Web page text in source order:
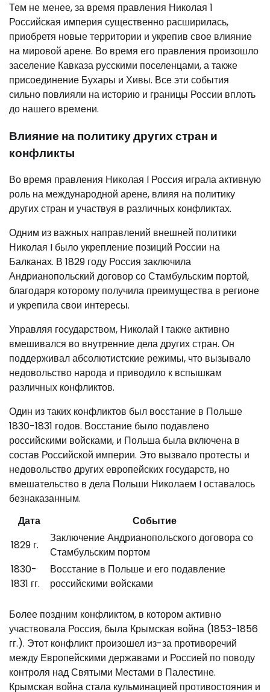
Тем не менее, за время правления Николая 1
Российская империя существенно расширилась,
приобретя новые территории и укрепив свое влияние
на мировой арене. Во время его правления произошло
заселение Кавказа русскими поселенцами, а также
присоединение Бухары и Хивы. Все эти события
сильно повлияли на историю и границы России вплоть
до нашего времени.
Влияние на политику других стран и
конфликты
Во время правления Николая I Россия играла активную
роль на международной арене, влияя на политику
других стран и участвуя в различных конфликтах.
Одним из важных направлений внешней политики
Николая I было укрепление позиций России на
Балканах. В 1829 году Россия заключила
Андрианопольский договор со Стамбульским портой,
благодаря которому получила преимущества в регионе
и укрепила свои интересы.
Управляя государством, Николай I также активно
вмешивался во внутренние дела других стран. Он
поддерживал абсолютистские режимы, что вызывало
недовольство народа и приводило к вспышкам
различных конфликтов.
Один из таких конфликтов был восстание в Польше
1830-1831 годов. Восстание было подавлено
российскими войсками, и Польша была включена в
состав Российской империи. Это вызвало протесты и
недовольство других европейских государств, но
вмешательство в дела Польши Николаем I оставалось
безнаказанным.
Дата
Событие
1829 г.
Заключение Андрианопольского договора со
Стамбульским портом
1830-
1831 гг.
Восстание в Польше и его подавление
российскими войсками
Более поздним конфликтом, в котором активно
участвовала Россия, была Крымская война (1853-1856
гг.). Этот конфликт произошел из-за противоречий
между Европейскими державами и Россией по поводу
контроля над Святыми Местами в Палестине.
Крымская война стала кульминацией противостояния и